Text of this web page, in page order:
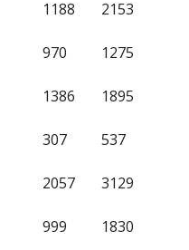
1188 2153
970 1275
1386 1895
307 537
2057 3129
999 1830